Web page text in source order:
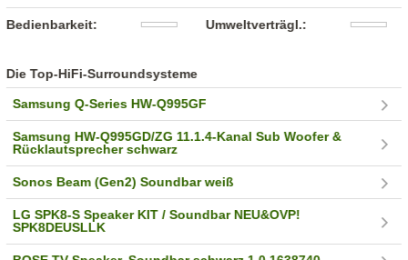
Bedienbarkeit: Umweltverträgl.:
Die Top-HiFi-Surroundsysteme
Samsung Q-Series HW-Q995GF
Samsung HW-Q995GD/ZG 11.1.4-Kanal Sub Woofer &
Rücklautsprecher schwarz
Sonos Beam (Gen2) Soundbar weiß
LG SPK8-S Speaker KIT / Soundbar NEU&OVP!
SPK8DEUSLLK